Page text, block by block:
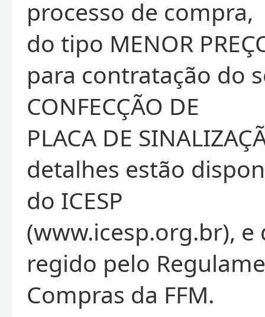
processo de compra,
do tipo MENOR
para contratação do
CONFECÇÃO DE
PLACA DE
detalhes estão
do ICESP
(www.icesp.org.br), e
regido pelo
Compras da FFM.